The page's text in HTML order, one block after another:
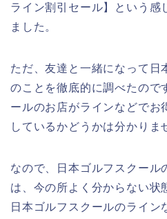
ライン割引セール】という感
ました。
ただ、友達と一緒になって日
のことを徹底的に調べたので
ールのお店がラインなどでお
しているかどうかは分かりま
なので、日本ゴルフスクール
は、今の所よく分からない状
日本ゴルフスクールのライン